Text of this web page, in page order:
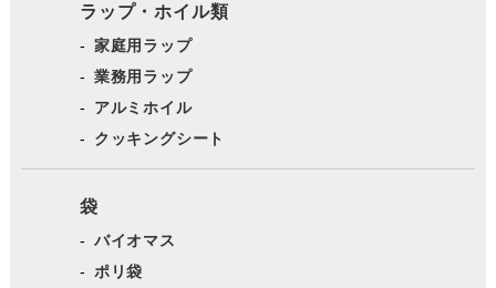
ラップ・ホイル類
家庭用ラップ
業務用ラップ
アルミホイル
クッキングシート
袋
バイオマス
ポリ袋